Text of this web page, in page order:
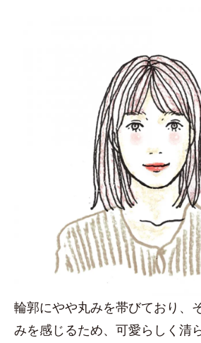
輪郭にやや丸みを帯びており、
みを感じるため、可愛らしく清